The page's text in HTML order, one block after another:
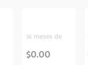
36 meses de
$0.00